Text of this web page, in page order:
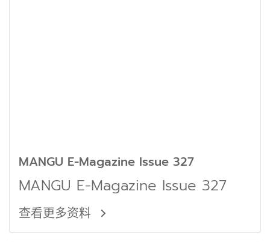
MANGU E-Magazine Issue 327
MANGU E-Magazine Issue 327
查看更多资料